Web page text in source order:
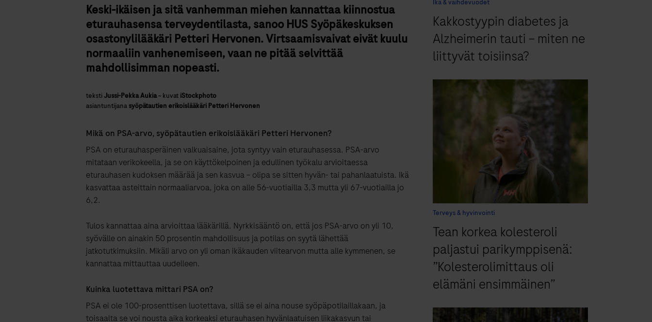
Keski-ikäisen ja sitä vanhemman miehen kannattaa kiinnostua
eturauhasensa terveydentilasta, sanoo HUS Syöpäkeskuksen
osastonylilääkäri Petteri Hervonen. Virtsaamisvaivat eivät kuulu
normaaliin vanhenemiseen, vaan ne pitää selvittää
mahdollisimman nopeasti.
teksti Jussi-Pekka Aukia~ kuvat iStockphoto
asiantuntijana syöpätautien erikoislääkäri Petteri Hervonen
Mikä on PSA-arvo, syöpätautien erikoislääkäri Petteri Hervonen?
PSA on eturauhasperäinen valkuaisaine, jota syntyy vain eturauhasessa. PSA-arvo
mitataan verikokeella, ja se on käyttökelpoinen ja edullinen työkalu arvioitaessa
eturauhasen kudoksen määrää ja sen kasvua – olipa se sitten hyvän- tai pahanlaatuista. Ikä
kasvattaa asteittain normaaliarvoa, joka on alle 56-vuotiailla 3,3 mutta yli 67-vuotiailla jo
6,2.
Tulos kannattaa aina arvioittaa lääkärillä. Nyrkkisääntö on, että jos PSA-arvo on yli 10,
syövälle on ainakin 50 prosentin mahdollisuus ja potilas on syytä lähettää
jatkotutkimuksiin. Mikäli arvo on yli oman ikäkauden viitearvon mutta alle kymmenen, se
kannattaa mittauttaa uudelleen.
Kuinka luotettava mittari PSA on?
PSA ei ole 100-prosenttisen luotettava, sillä se ei aina nouse syöpäpotilaillakaan, ja
toisaalta se voi nousta aika korkeaksi eturauhasen hyvänlaatuisen liikakasvun tai
Ikä & vaihdevuodet
Kakkostyypin diabetes ja
Alzheimerin tauti – miten ne
liittyvät toisiinsa?
Terveys & hyvinvointi
Tean korkea kolesteroli
paljastui parikymppisenä:
”Kolesterolimittaus oli
elämäni ensimmäinen”